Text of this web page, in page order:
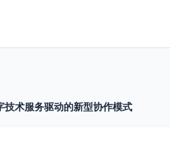
技术服务驱动的新型协作模式